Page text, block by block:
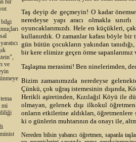
bir
bilgi
ve
mi
Taş deyip de geçmeyin! O kadar
neredeyse yapı aracı olmakla
oyuncaklarımızdı. Hele en küçükleri,
kullanırdık. O zamanlar kafası böyle bir
gün bütün çocukların yakından
bir kere elimize geçen örme
Taşlaşma merasimi! Ben ninelerimden,
Bizim zamanımızda neredeyse
Çünkü, çok uğraş istemesinin dışında,
Herikli aşiretinden, Kızılağıl Köyü ile
olmayan, gelenek dışı ilkokul
onların etkilerine aldıkları,
ki o günlerin muhtarının da onayı ile,
Nereden bilsin yabancı öğretmen, sapanla